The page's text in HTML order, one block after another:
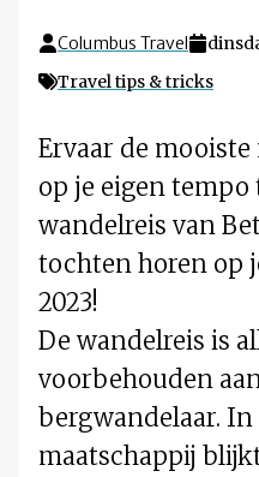
Columbus Travel
Travel tips & tricks
Ervaar de
op je eigen tempo
wandelreis van
tochten horen op
2023!
De wandelreis is
voorbehouden
bergwandelaar.
maatschappij